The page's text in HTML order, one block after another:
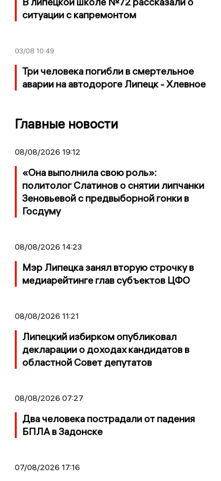
ситуации с капремонтом
03/08 10:49
Три человека погибли в смертельное
аварии на автодороге Липецк - Хлевное
Главные новости
08/08/2026 19:12
«Она выполнила свою роль»:
политолог Слатинов о снятии липчанки
Зеновьевой с предвыборной гонки в
Госдуму
08/08/2026 14:23
Мэр Липецка занял вторую строчку в
медиарейтинге глав субъектов ЦФО
08/08/2026 11:21
Липецкий избирком опубликовал
декларации о доходах кандидатов в
областной Совет депутатов
08/08/2026 07:27
Два человека пострадали от падения
БПЛА в Задонске
07/08/2026 17:16